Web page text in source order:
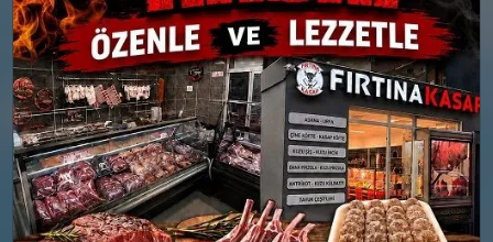
26 MART
PERŞEMBE
1°
Parçalı Bulutlu
Nem: %82
27 MART
CUMA
2°
Bölgesel düzensiz yağmur
yağışlı